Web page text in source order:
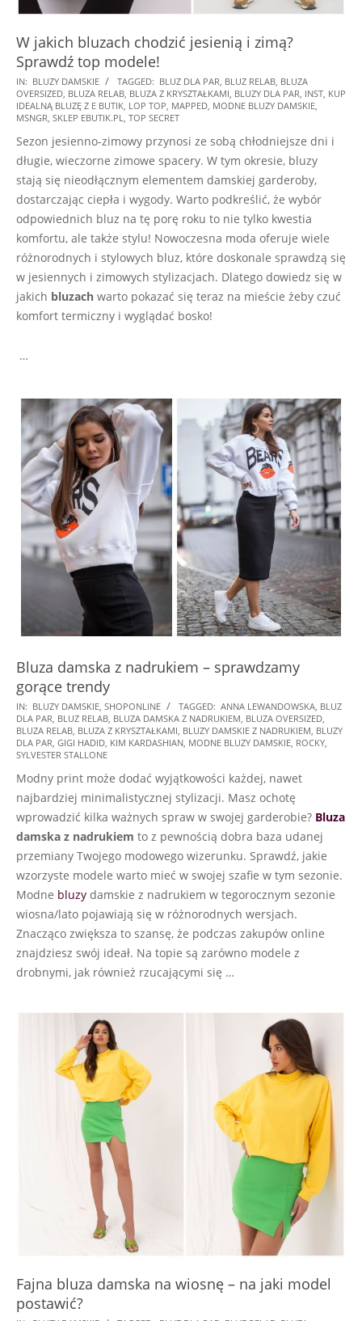
W jakich bluzach chodzić jesienią i zimą?
Sprawdź top modele!
2026-
04-
28
IN: BLUZY DAMSKIE TAGGED: BLUZ DLA PAR, BLUZ RELAB, BLUZA
OVERSIZED, BLUZA RELAB, BLUZA Z KRYSZTAŁKAMI, BLUZY DLA PAR, INST, KUP
IDEALNĄ BLUZĘ Z E BUTIK, LOP TOP, MAPPED, MODNE BLUZY DAMSKIE,
MSNGR, SKLEP EBUTIK.PL, TOP SECRET
Sezon jesienno-zimowy przynosi ze sobą chłodniejsze dni i
długie, wieczorne zimowe spacery. W tym okresie, bluzy
stają się nieodłącznym elementem damskiej garderoby,
dostarczając ciepła i wygody. Warto podkreślić, że wybór
odpowiednich bluz na tę porę roku to nie tylko kwestia
komfortu, ale także stylu! Nowoczesna moda oferuje wiele
różnorodnych i stylowych bluz, które doskonale sprawdzą się
w jesiennych i zimowych stylizacjach. Dlatego dowiedz się w
jakich bluzach warto pokazać się teraz na mieście żeby czuć
komfort termiczny i wyglądać bosko!
…
Bluza damska z nadrukiem – sprawdzamy
gorące trendy
2025-
09-
22
IN: BLUZY DAMSKIE, SHOPONLINE TAGGED: ANNA LEWANDOWSKA, BLUZ
DLA PAR, BLUZ RELAB, BLUZA DAMSKA Z NADRUKIEM, BLUZA OVERSIZED,
BLUZA RELAB, BLUZA Z KRYSZTAŁKAMI, BLUZY DAMSKIE Z NADRUKIEM, BLUZY
DLA PAR, GIGI HADID, KIM KARDASHIAN, MODNE BLUZY DAMSKIE, ROCKY,
SYLVESTER STALLONE
Modny print może dodać wyjątkowości każdej, nawet
najbardziej minimalistycznej stylizacji. Masz ochotę
wprowadzić kilka ważnych spraw w swojej garderobie? Bluza
damska z nadrukiem to z pewnością dobra baza udanej
przemiany Twojego modowego wizerunku. Sprawdź, jakie
wzorzyste modele warto mieć w swojej szafie w tym sezonie.
Modne bluzy damskie z nadrukiem w tegorocznym sezonie
wiosna/lato pojawiają się w różnorodnych wersjach.
Znacząco zwiększa to szansę, że podczas zakupów online
znajdziesz swój ideał. Na topie są zarówno modele z
drobnymi, jak również rzucającymi się …
Fajna bluza damska na wiosnę – na jaki model
postawić?